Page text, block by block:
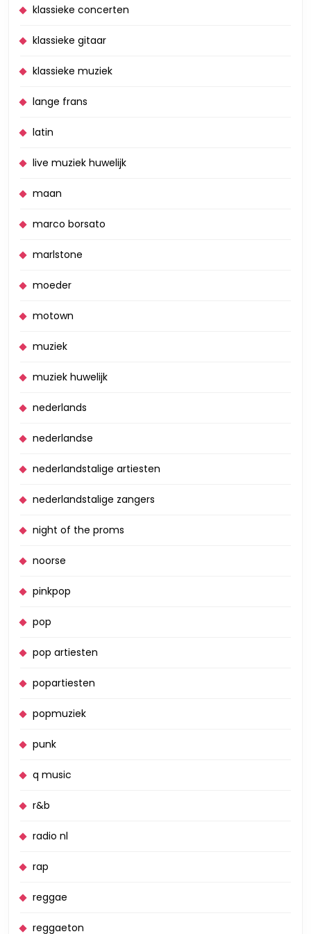
klassieke concerten
klassieke gitaar
klassieke muziek
lange frans
latin
live muziek huwelijk
maan
marco borsato
marlstone
moeder
motown
muziek
muziek huwelijk
nederlands
nederlandse
nederlandstalige artiesten
nederlandstalige zangers
night of the proms
noorse
pinkpop
pop
pop artiesten
popartiesten
popmuziek
punk
q music
r&b
radio nl
rap
reggae
reggaeton